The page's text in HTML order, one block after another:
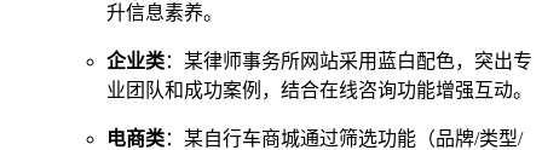
升信息素养。
企业类：某律师事务所网站采用蓝白配色，突出专
业团队和成功案例，结合在线咨询功能增强互动。
电商类：某自行车商城通过筛选功能（品牌/类型/